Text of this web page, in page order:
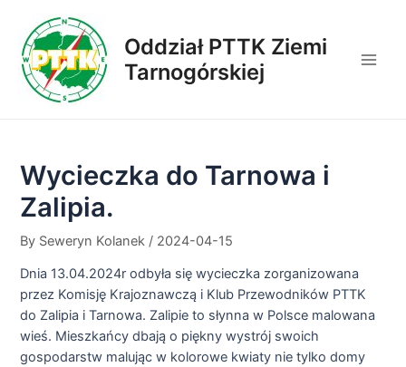
content
Oddział PTTK Ziemi
Tarnogórskiej
Wycieczka do Tarnowa i
Zalipia.
By Seweryn Kolanek / 2024-04-15
Dnia 13.04.2024r odbyła się wycieczka zorganizowana
przez Komisję Krajoznawczą i Klub Przewodników PTTK
do Zalipia i Tarnowa. Zalipie to słynna w Polsce malowana
wieś. Mieszkańcy dbają o piękny wystrój swoich
gospodarstw malując w kolorowe kwiaty nie tylko domy